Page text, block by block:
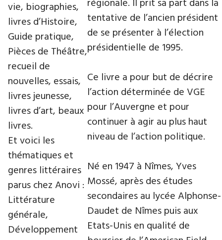
régionale. Il prit sa part dans la
tentative de l’ancien président
de se présenter à l’élection
présidentielle de 1995.
Ce livre a pour but de décrire
l’action déterminée de VGE
pour l’Auvergne et pour
continuer à agir au plus haut
niveau de l’action politique.
Né en 1947 à Nîmes, Yves
Mossé, après des études
secondaires au lycée Alphonse-
Daudet de Nîmes puis aux
Etats-Unis en qualité de
vie, biographies,
livres d’Histoire,
Guide pratique,
Pièces de Théâtre,
recueil de
nouvelles, essais,
livres jeunesse,
livres d’art, beaux
livres.
Et voici les
thématiques et
genres littéraires
parus chez Anovi :
Littérature
générale,
Développement